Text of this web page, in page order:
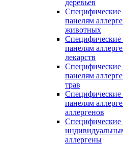
деревьев
Специфические
панелям
животных
Специфические
панелям
лекарств
Специфические
панелям
трав
Специфические
панелям
аллергенов
Специфические
аллергены